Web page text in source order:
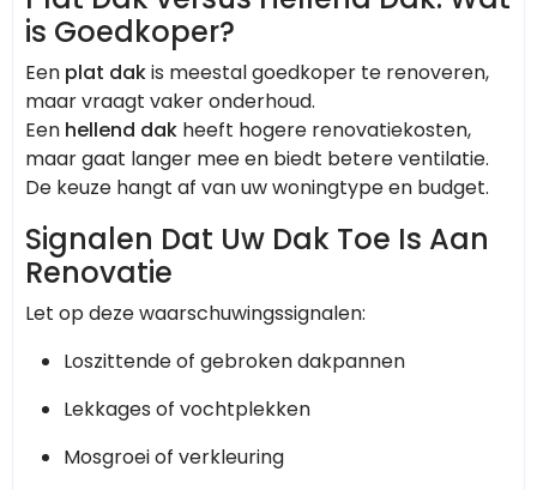
is Goedkoper?
Een plat dakis meestal goedkoper te renoveren,
maar vraagt vaker onderhoud.
Een hellend dak heeft hogere renovatiekosten,
maar gaat langer mee en biedt betere ventilatie.
De keuze hangt af van uw woningtype en budget.
Signalen Dat Uw Dak Toe Is Aan
Renovatie
Let op deze waarschuwingssignalen:
Loszittende of gebroken dakpannen
Lekkages of vochtplekken
Mosgroei of verkleuring